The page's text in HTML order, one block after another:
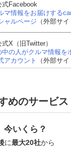
イフト
式Facebook
マ情報をお届けする
ャルページ （外部サイ
X（旧Twitter）
の人がクルマ情報を
アカウント
（外部サイ
めのサービス
今いくら？
に最大20社から